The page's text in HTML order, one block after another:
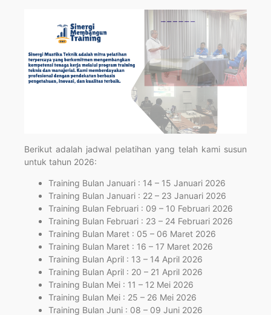
Berikut adalah jadwal pelatihan yang telah kami susun
untuk tahun 2026:
Training Bulan Januari : 14 – 15 Januari 2026
Training Bulan Januari : 22 – 23 Januari 2026
Training Bulan Februari : 09 – 10 Februari 2026
Training Bulan Februari : 23 – 24 Februari 2026
Training Bulan Maret : 05 – 06 Maret 2026
Training Bulan Maret : 16 – 17 Maret 2026
Training Bulan April : 13 – 14 April 2026
Training Bulan April : 20 – 21 April 2026
Training Bulan Mei : 11 – 12 Mei 2026
Training Bulan Mei : 25 – 26 Mei 2026
Training Bulan Juni : 08 – 09 Juni 2026